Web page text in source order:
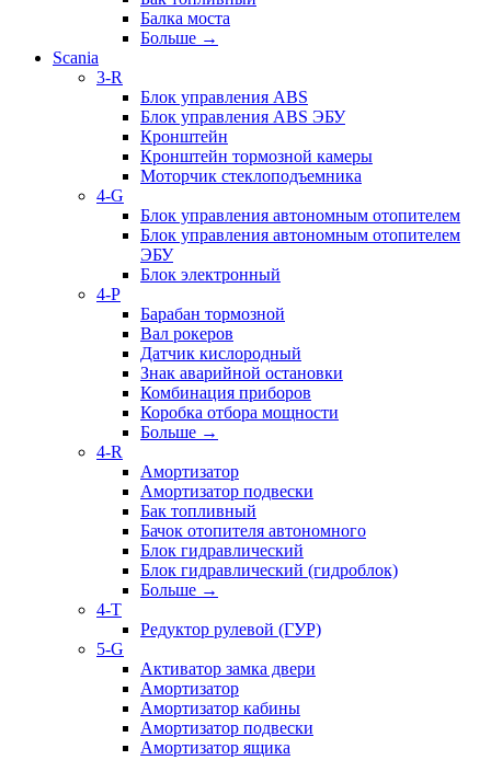
Балка моста
Больше →
Scania
3-R
Блок управления ABS
Блок управления ABS ЭБУ
Кронштейн
Кронштейн тормозной камеры
Моторчик стеклоподъемника
4-G
Блок управления автономным отопителем
Блок управления автономным отопителем
ЭБУ
Блок электронный
4-P
Барабан тормозной
Вал рокеров
Датчик кислородный
Знак аварийной остановки
Комбинация приборов
Коробка отбора мощности
Больше →
4-R
Амортизатор
Амортизатор подвески
Бак топливный
Бачок отопителя автономного
Блок гидравлический
Блок гидравлический (гидроблок)
Больше →
4-T
Редуктор рулевой (ГУР)
5-G
Активатор замка двери
Амортизатор
Амортизатор кабины
Амортизатор подвески
Амортизатор ящика